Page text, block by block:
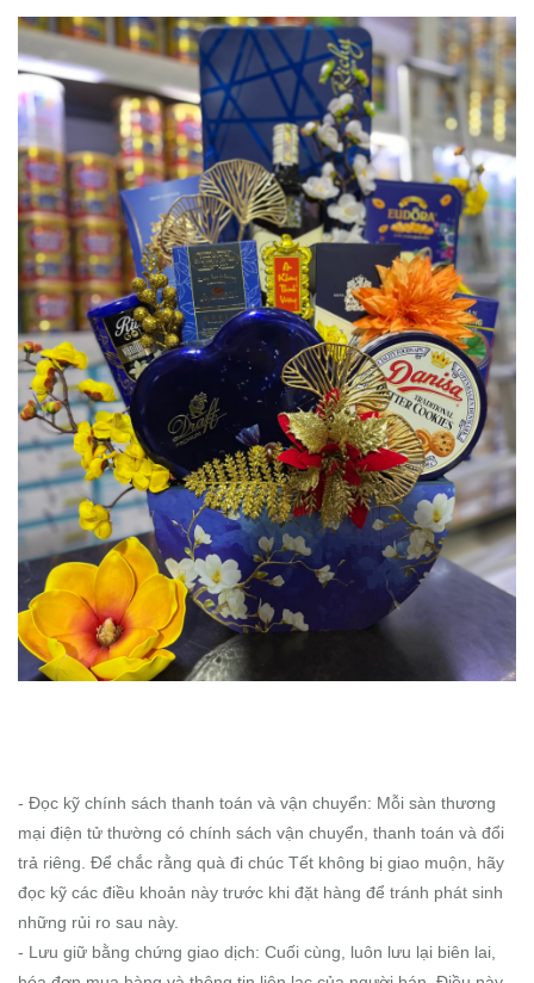
- Đọc kỹ chính sách thanh toán và vận chuyển: Mỗi sàn thương
mại điện tử thường có chính sách vận chuyển, thanh toán và đổi
trả riêng. Để chắc rằng quà đi chúc Tết không bị giao muộn, hãy
đọc kỹ các điều khoản này trước khi đặt hàng để tránh phát sinh
những rủi ro sau này.
- Lưu giữ bằng chứng giao dịch: Cuối cùng, luôn lưu lại biên lai,